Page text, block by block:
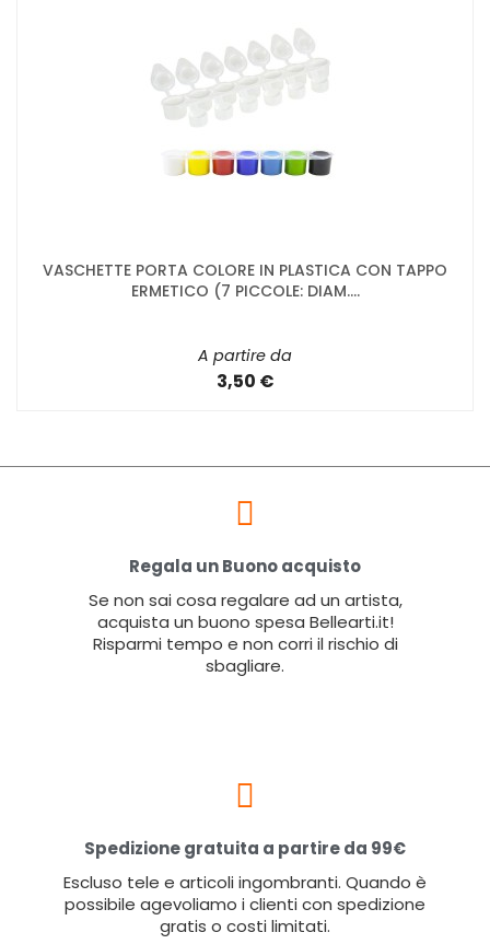
VASCHETTE PORTA COLORE IN PLASTICA CON TAPPO
ERMETICO (7 PICCOLE: DIAM....
A partire da
3,50 €
Regala un Buono acquisto
Se non sai cosa regalare ad un artista,
acquista un buono spesa Bellearti.it!
Risparmi tempo e non corri il rischio di
sbagliare.
Spedizione gratuita a partire da 99€
Escluso tele e articoli ingombranti. Quando è
possibile agevoliamo i clienti con spedizione
gratis o costi limitati.